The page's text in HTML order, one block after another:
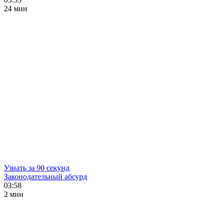
24 мин
Узнать за 90 секунд
Законодательный абсурд
03:58
2 мин